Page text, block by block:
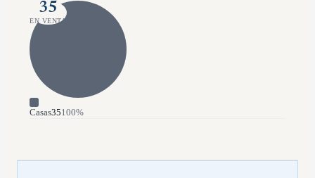
35
EN VENTA
Casas35100%